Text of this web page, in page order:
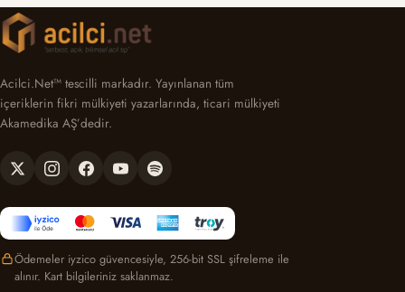
Acilci.Net™ tescilli markadır. Yayınlanan tüm
içeriklerin fikri mülkiyeti yazarlarında, ticari mülkiyeti
Akamedika AŞ’dedir.
Ödemeler iyzico güvencesiyle, 256-bit SSL şifreleme ile
alınır. Kart bilgileriniz saklanmaz.